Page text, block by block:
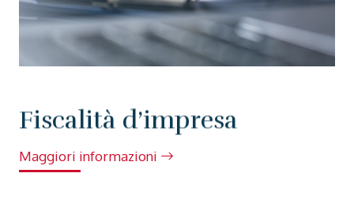
Fiscalità d’impresa
Maggiori informazioni